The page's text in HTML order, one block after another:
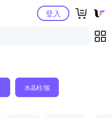
Yahoo購物中心登入
水晶柱/簇